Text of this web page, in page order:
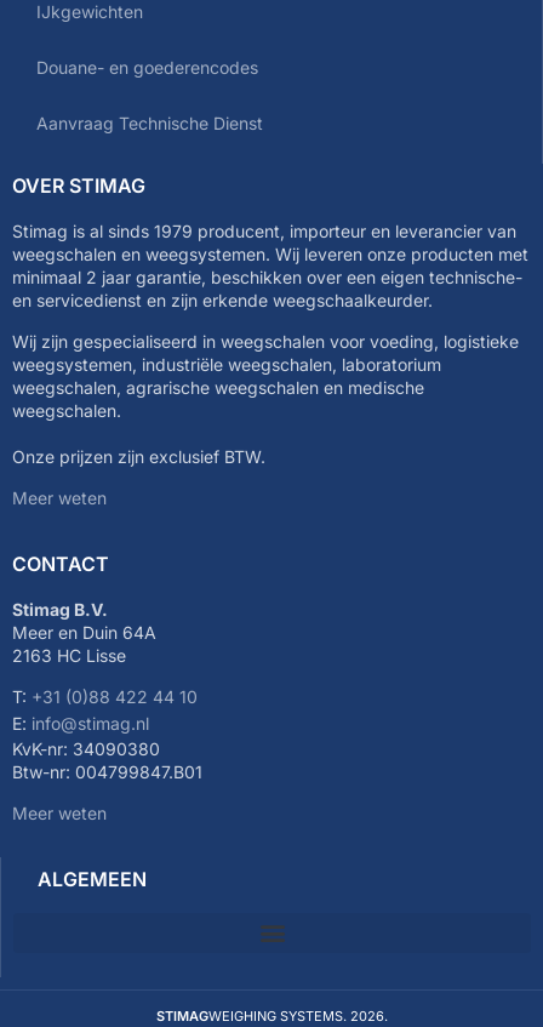
IJkgewichten
Douane- en goederencodes
Aanvraag Technische Dienst
OVER STIMAG
Stimag is al sinds 1979 producent, importeur en leverancier van
weegschalen en weegsystemen. Wij leveren onze producten met
minimaal 2 jaar garantie, beschikken over een eigen technische-
en servicedienst en zijn erkende weegschaalkeurder.
Wij zijn gespecialiseerd in weegschalen voor voeding, logistieke
weegsystemen, industriële weegschalen, laboratorium
weegschalen, agrarische weegschalen en medische
weegschalen.
Onze prijzen zijn exclusief BTW.
Meer weten
CONTACT
Stimag B.V.
Meer en Duin 64A
2163 HC Lisse
T: +31 (0)88 422 44 10
E: info@stimag.nl
KvK-nr: 34090380
Btw-nr: 004799847.B01
Meer weten
ALGEMEEN
STIMAGWEIGHING SYSTEMS. 2026.